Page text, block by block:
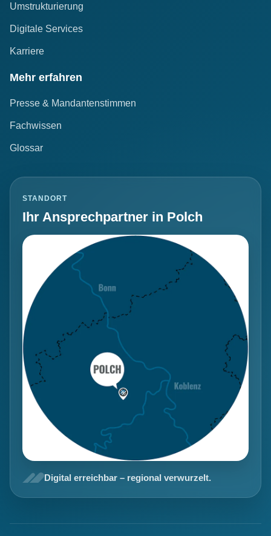
Umstrukturierung
Digitale Services
Karriere
Mehr erfahren
Presse & Mandantenstimmen
Fachwissen
Glossar
STANDORT
Ihr Ansprechpartner in Polch
Digital erreichbar – regional verwurzelt.